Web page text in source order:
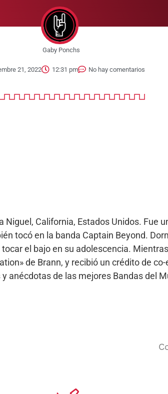
Gaby Ponchs
21, 2022 12:31 pm No hay comentarios
California, Estados Unidos. Fue
tocó en la banda Captain Beyond.
el bajo en su adolescencia.
de Brann, y recibió un crédito de
anécdotas de las mejores Bandas del